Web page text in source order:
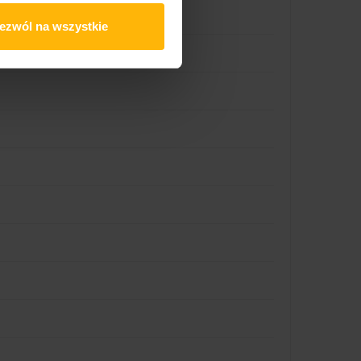
na wszystkie